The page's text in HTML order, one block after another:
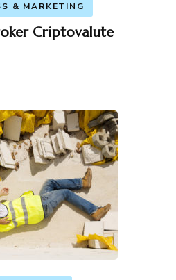
& MARKETING
Criptovalute